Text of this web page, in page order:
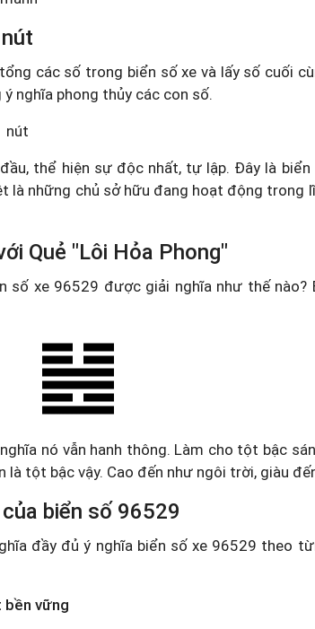
các số trong biển số xe và lấy số cuối
nghĩa phong thủy các con số.
nút
thể hiện sự độc nhất, tự lập. Đây là
là những chủ sở hữu đang hoạt động trong
Quẻ "Lôi Hỏa Phong"
số xe 96529 được giải nghĩa như thế nào?
nó vẫn hanh thông. Làm cho tột bậc
tột bậc vậy. Cao đến như ngôi trời, giàu
biển số 96529
đầy đủ ý nghĩa biển số xe 96529 theo
bền vững